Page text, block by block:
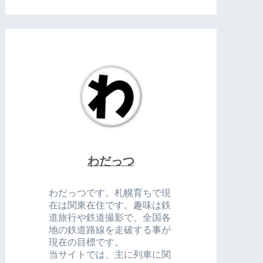
わだっつ
わだっつです。札幌育ちで現
在は関東在住です。趣味は鉄
道旅行や鉄道撮影で、全国各
地の鉄道路線を走破する事が
現在の目標です。
当サイトでは、主に列車に関